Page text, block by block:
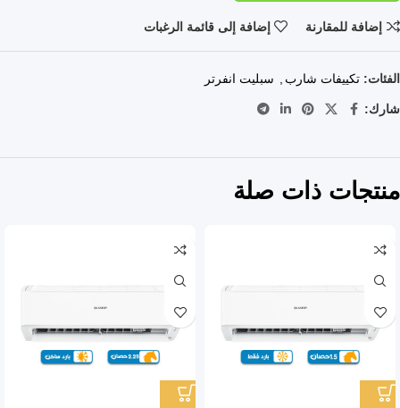
إضافة للمقارنة إضافة إلى قائمة الرغبات
الفئات: تكييفات شارب , سبليت انفرتر
شارك:
منتجات ذات صلة